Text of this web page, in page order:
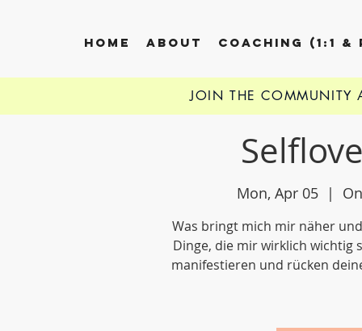
HOME ABOUT COACHING (1:1 &
Mon, Apr 05
  |
Was bringt mich mir näher
Dinge, die mir wirklich wichtig
manifestieren und rücken
JOIN THE COMMUNITY